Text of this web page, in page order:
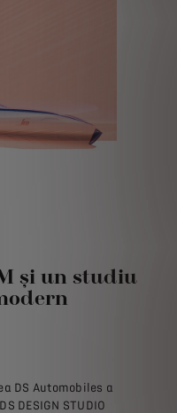
și un studiu
DS Automobiles a
DESIGN STUDIO